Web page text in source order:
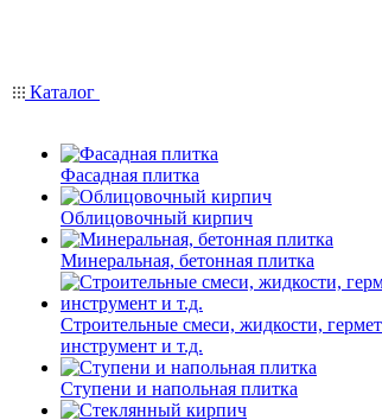
Каталог
Фасадная плитка
Облицовочный кирпич
Минеральная, бетонная плитка
Строительные смеси, жидкости,
инструмент и т.д.
Ступени и напольная плитка